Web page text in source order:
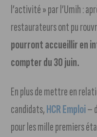
l’activité » par l’Umih :
restaurateurs ont pu
pourront accueillir en
compter du 30 juin.
En plus de mettre en
candidats,HCR Emploi–
pour les mille premiers